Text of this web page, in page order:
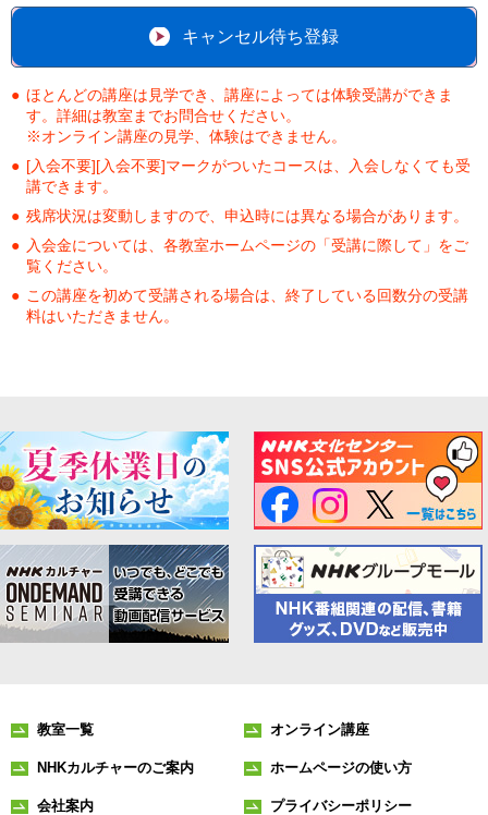
キャンセル待ち登録
ほとんどの講座は見学でき、講座によっては体験受講ができま
す。詳細は教室までお問合せください。
※オンライン講座の見学、体験はできません。
[入会不要][入会不要]マークがついたコースは、入会しなくても受
講できます。
残席状況は変動しますので、申込時には異なる場合があります。
入会金については、各教室ホームページの「受講に際して」をご
覧ください。
この講座を初めて受講される場合は、終了している回数分の受講
料はいただきません。
教室一覧 オンライン講座
NHKカルチャーのご案内 ホームページの使い方
会社案内 プライバシーポリシー